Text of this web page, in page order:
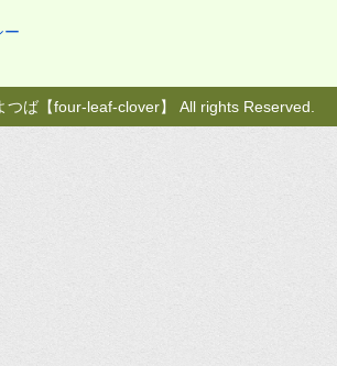
ー
ば【four-leaf-clover】 All rights Reserved.